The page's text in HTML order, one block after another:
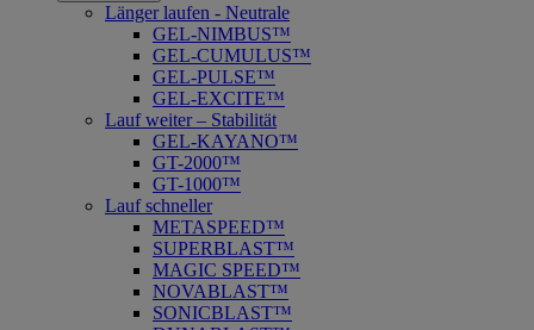
Länger laufen - Neutrale
GEL-NIMBUS™
GEL-CUMULUS™
GEL-PULSE™
GEL-EXCITE™
Lauf weiter – Stabilität
GEL-KAYANO™
GT-2000™
GT-1000™
Lauf schneller
METASPEED™
SUPERBLAST™
MAGIC SPEED™
NOVABLAST™
SONICBLAST™